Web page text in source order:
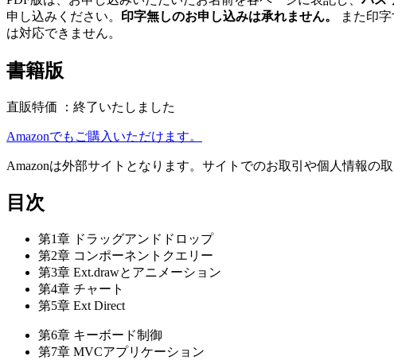
申し込みください。 印字無しのお申し込みは承れません。 また印
は対応できません。
書籍版
直販特価 ：終了いたしました
Amazonでもご購入いただけます。
Amazonは外部サイトとなります。サイトでのお取引や個人情報の
目次
第1章 ドラッグアンドドロップ
第2章 コンポーネントクエリー
第3章 Ext.drawとアニメーション
第4章 チャート
第5章 Ext Direct
第6章 キーボード制御
第7章 MVCアプリケーション